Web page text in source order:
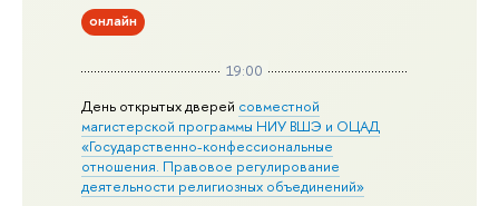
онлайн
19:00
День открытых дверей совместной
магистерской программы НИУ ВШЭ и ОЦАД
«Государственно-конфессиональные
отношения. Правовое регулирование
деятельности религиозных объединений»